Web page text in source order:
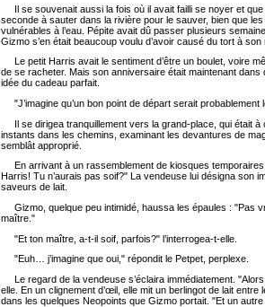
Il se souvenait aussi la fois où il avait failli se noyer et que
seconde à sauter dans la rivière pour le sauver, bien que
vulnérables à l’eau. Pépite avait dû passer plusieurs
Gizmo s’en était beaucoup voulu d’avoir causé du tort à son
Le petit Harris avait le sentiment d’être un boulet, voire
de se racheter. Mais son anniversaire était maintenant dans
idée du cadeau parfait.
"J’imagine qu’un bon point de départ serait probablement
Il se dirigea tranquillement vers la grand-place, qui était à
instants dans les chemins, examinant les devantures de
semblât approprié.
En arrivant à un rassemblement de kiosques
Harris! Tu n’aurais pas soif?" La vendeuse lui désigna son
saveurs de lait.
Gizmo, quelque peu intimidé, haussa les épaules : "Pas
maître."
"Et ton maître, a-t-il soif, parfois?" l’interrogea-t-elle.
"Euh… j’imagine que oui," répondit le Petpet, perplexe.
Le regard de la vendeuse s’éclaira immédiatement.
elle. En un clignement d’œil, elle mit un berlingot de lait
dans les quelques Neopoints que Gizmo portait. "Et un